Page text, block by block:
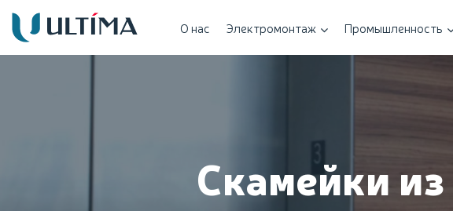
О нас Электромонтаж Промышленность
Скамейки